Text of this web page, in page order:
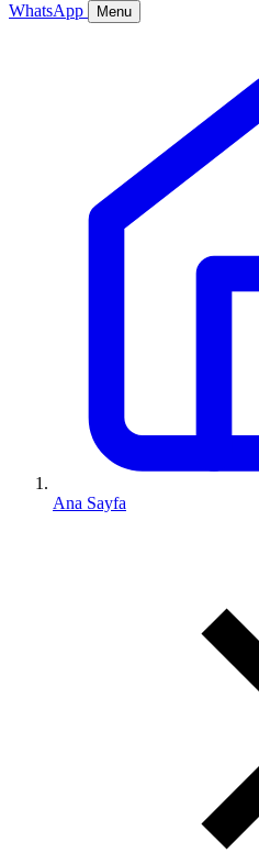
WhatsApp Menu
Kurumsal
Online Sipariş%20
Ana Sayfa